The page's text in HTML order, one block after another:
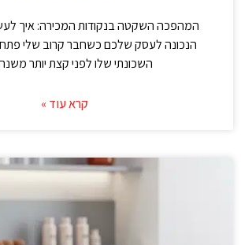
המהפכה השקטה בנקודות המכירה: איך
הנכונה לעסק שלכם כשחבר קרוב שלי
השכונתי שלו לפני קצת יותר
קרא עוד »